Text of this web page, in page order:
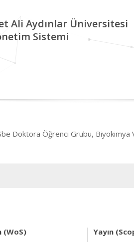
Ali Aydınlar Üniversitesi
Sistemi
Doktora Öğrenci Grubu, Biyokimya
(WoS) Yayın